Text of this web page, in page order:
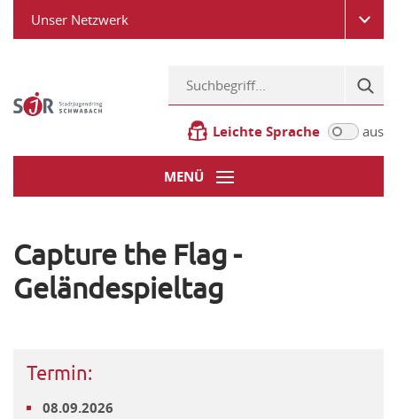
Unser Netzwerk
Leichte Sprache aus
MENÜ
Capture the Flag -
Geländespieltag
Termin:
08.09.2026